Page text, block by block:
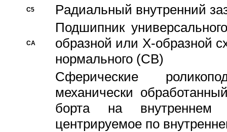
C5 Pадиальный внутренний
CA
Подшипник
образной или Х-образной
нормального (CB)
Сферические
механически
борта на внутреннем
центрируемое по